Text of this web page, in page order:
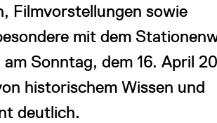
Filmvorstellungen sowie
mit dem
Sonntag, dem 16. April
historischem Wissen und
deutlich.